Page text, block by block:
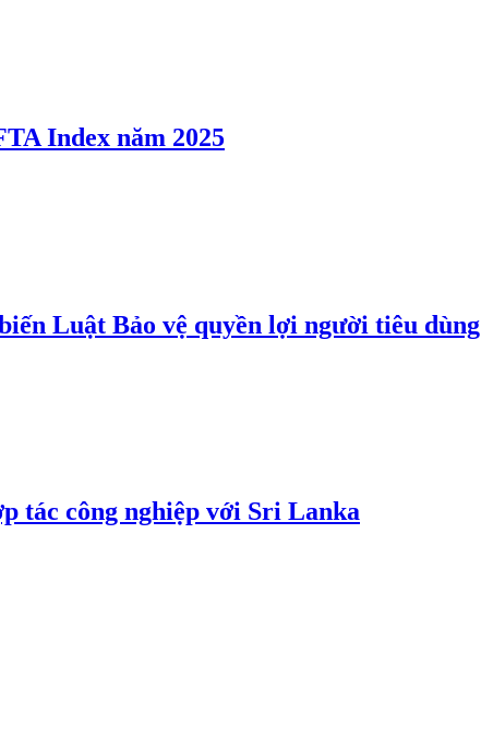
Index năm 2025
Luật Bảo vệ quyền lợi người tiêu dùng
tác công nghiệp với Sri Lanka